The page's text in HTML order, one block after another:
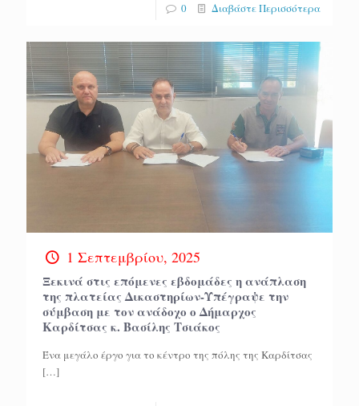
0 Διαβάστε Περισσότερα
1 Σεπτεμβρίου, 2025
Ξεκινά στις επόμενες εβδομάδες η ανάπλαση
της πλατείας Δικαστηρίων-Υπέγραψε την
σύμβαση με τον ανάδοχο ο Δήμαρχος
Καρδίτσας κ. Βασίλης Τσιάκος
Ένα μεγάλο έργο για το κέντρο της πόλης της Καρδίτσας
[…]